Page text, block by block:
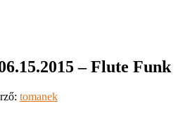
– Flute Funk
tomanek